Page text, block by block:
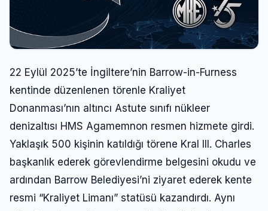
22 Eylül 2025’te İngiltere’nin Barrow-in-Furness
kentinde düzenlenen törenle Kraliyet
Donanması’nın altıncı Astute sınıfı nükleer
denizaltısı HMS Agamemnon resmen hizmete girdi.
Yaklaşık 500 kişinin katıldığı törene Kral III. Charles
başkanlık ederek görevlendirme belgesini okudu ve
ardından Barrow Belediyesi’ni ziyaret ederek kente
resmi “Kraliyet Limanı” statüsü kazandırdı. Aynı